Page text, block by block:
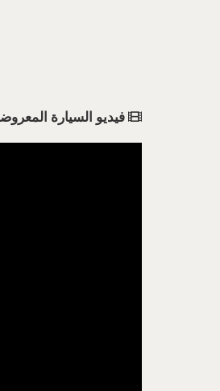
فيديو السيارة